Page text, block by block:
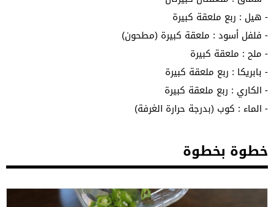
- هيل : ربع ملعقة كبيرة
- فلفل أسود : ملعقة كبيرة (مطحون)
- ملح : ملعقة كبيرة
- بابريكا : ربع ملعقة كبيرة
- الكاري : ربع ملعقة كبيرة
- الماء : كوب (بدرجة حرارة الغرفة)
خطوة بخطوة